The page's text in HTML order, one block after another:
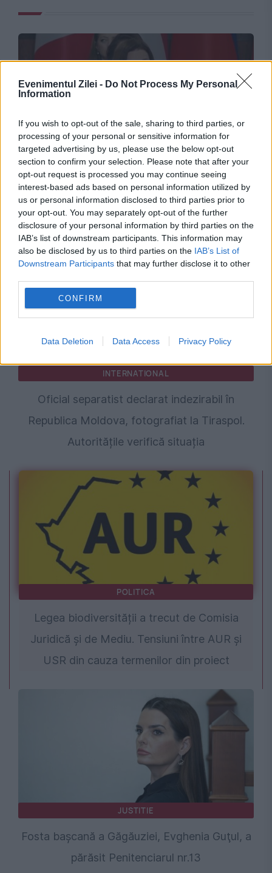
Evenimentul Zilei - Do Not Process My Personal
Information
If you wish to opt-out of the sale, sharing to third parties, or
processing of your personal or sensitive information for
targeted advertising by us, please use the below opt-out
section to confirm your selection. Please note that after your
opt-out request is processed you may continue seeing
interest-based ads based on personal information utilized by
us or personal information disclosed to third parties prior to
your opt-out. You may separately opt-out of the further
disclosure of your personal information by third parties on the
IAB’s list of downstream participants. This information may
also be disclosed by us to third parties on the IAB’s List of
Downstream Participants that may further disclose it to other
CONFIRM
Data Deletion Data Access Privacy Policy
INTERNATIONAL
Opoziția încearcă suspendarea Maiei Sandu.
Președinta spune că în spatele demersului se
află interesele Kremlinului
INTERNATIONAL
Oficial separatist declarat indezirabil în
Republica Moldova, fotografiat la Tiraspol.
Autoritățile verifică situația
POLITICA
Legea biodiversității a trecut de Comisia
Juridică și de Mediu. Tensiuni între AUR și
USR din cauza termenilor din proiect
JUSTITIE
Fosta başcană a Găgăuziei, Evghenia Guţul, a
părăsit Penitenciarul nr.13